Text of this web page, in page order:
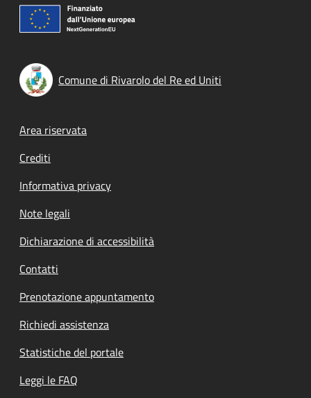
Comune di Rivarolo del Re ed Uniti
Footer menu
Area riservata
Crediti
Informativa privacy
Note legali
Dichiarazione di accessibilità
Contatti
Prenotazione appuntamento
Richiedi assistenza
Statistiche del portale
Leggi le FAQ